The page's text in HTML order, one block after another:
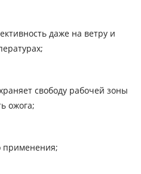
даже на ветру и
свободу рабочей зоны
ожога;
применения;